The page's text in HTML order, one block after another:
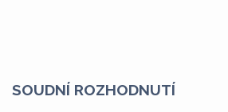
SOUDNÍ ROZHODNUTÍ